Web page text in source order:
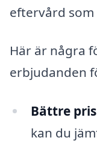
eftervård
Här är några
erbjudanden
Bättre
kan du